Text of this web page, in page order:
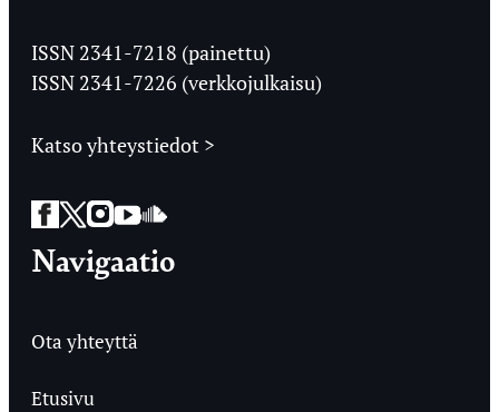
Ylioppilaslehti
ISSN 2341-7218 (painettu)
ISSN 2341-7226 (verkkojulkaisu)
Katso yhteystiedot >
Facebook
Twitter
Instagram
YouTube
SoundCloud
Navigaatio
Ota yhteyttä
Etusivu